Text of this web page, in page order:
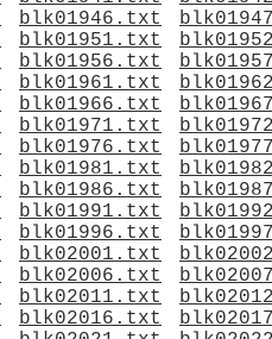
blk01946.txt
blk01951.txt
blk01956.txt
blk01961.txt
blk01966.txt
blk01971.txt
blk01976.txt
blk01981.txt
blk01986.txt
blk01991.txt
blk01996.txt
blk02001.txt
blk02006.txt
blk02011.txt
blk02016.txt